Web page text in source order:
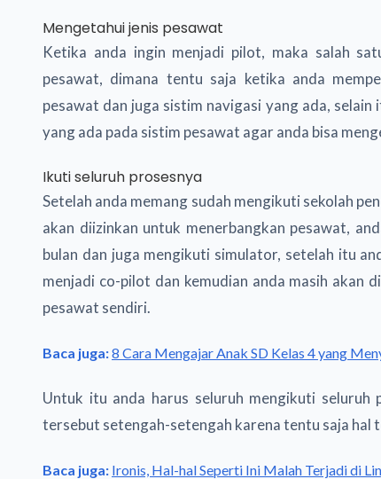
Mengetahui jenis pesawat
Ketika anda ingin menjadi pilot, maka salah
pesawat, dimana tentu saja ketika anda
pesawat dan juga sistim navigasi yang ada,
yang ada pada sistim pesawat agar anda bisa
Ikuti seluruh prosesnya
Setelah anda memang sudah mengikuti sekolah
akan diizinkan untuk menerbangkan pesawat,
bulan dan juga mengikuti simulator, setelah itu
menjadi co-pilot dan kemudian anda masih akan
pesawat sendiri.
Baca juga:8 Cara Mengajar Anak SD Kelas 4 yang
Untuk itu anda harus seluruh mengikuti seluruh
tersebut setengah-setengah karena tentu saja hal
Baca juga: Ironis, Hal-hal Seperti Ini Malah Terjadi di